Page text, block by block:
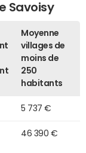
Savoisy
Moyenne
villages de
moins de
250
habitants
5 737 €
46 390 €